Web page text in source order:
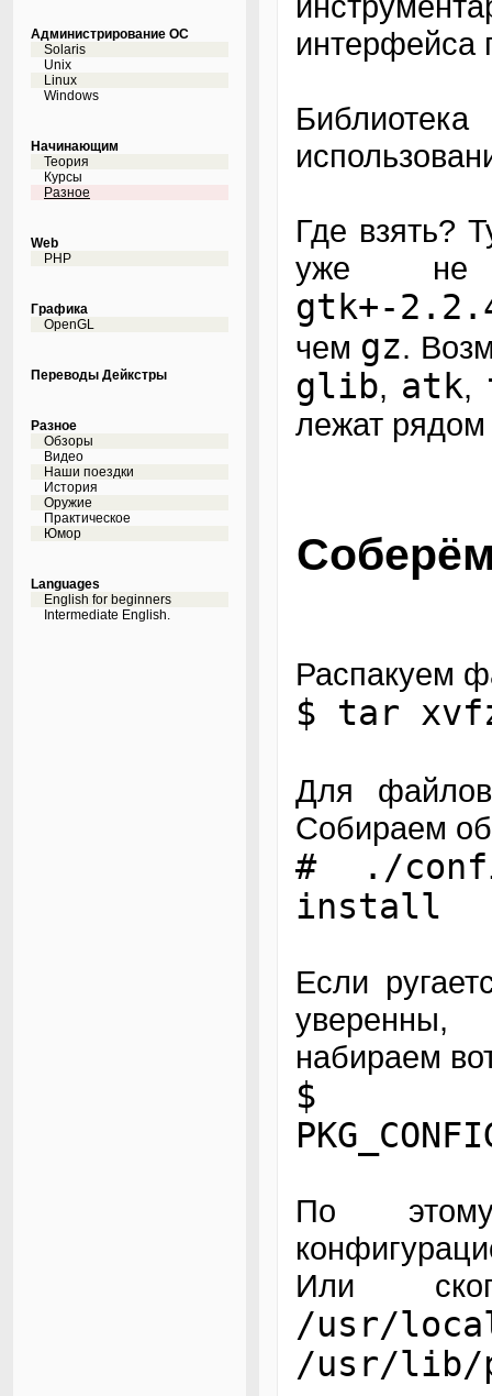
Администрирование ОС
Solaris
Unix
Linux
Windows
Начинающим
Теория
Курсы
Разное
Web
PHP
Графика
OpenGL
Переводы Дейкстры
Разное
Обзоры
Видео
Наши поездки
История
Оружие
Практическое
Юмор
Languages
English for beginners
Intermediate English.
интерфейса
Где взять?
уже не
gtk+-
чем gz.
glib, atk,
лежат
Распакуем
$ tar
Для
Собираем
# ./
install
Если
уверенны,
набираем
$
По
Или
/usr/
/usr/lib/